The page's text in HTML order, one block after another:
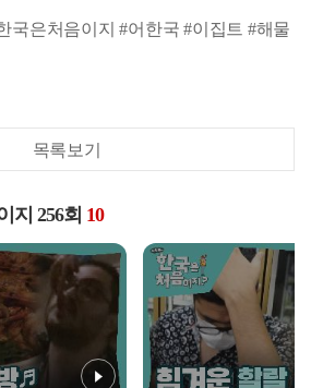
국은처음이지 #어한국 #이집트 #해물
목록보기
지 256회 10